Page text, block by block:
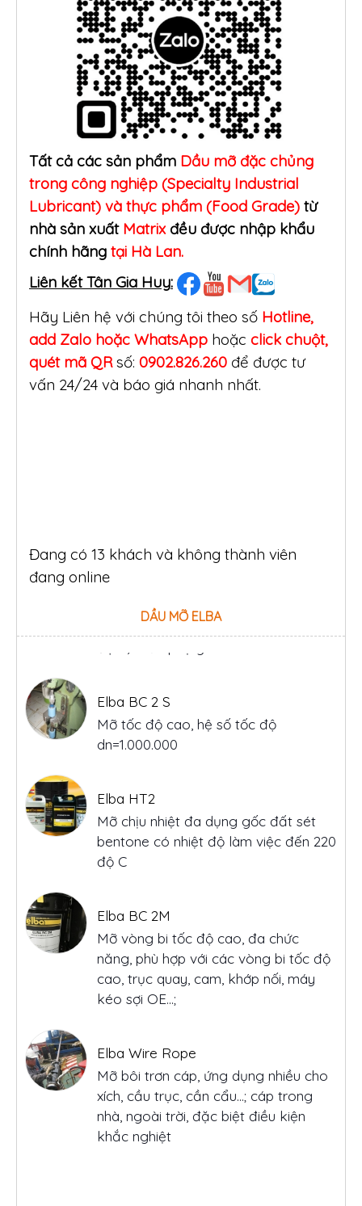
Tất cả các sản phẩm Dầu mỡ đặc chủng
trong công nghiệp (Specialty Industrial
Lubricant) và thực phẩm (Food Grade) từ
nhà sản xuấtMatrix đều được nhập khẩu
chính hãng tại Hà Lan.
Liên kết Tân Gia Huy:
Hãy Liên hệ với chúng tôi theo số Hotline,
add Zalo hoặc WhatsApp hoặc click chuột,
quét mã QRsố: 0902.826.260 để được tư
vấn 24/24 và báo giá nhanh nhất.
Đang có 13 khách và không thành viên
đang online
DẦU MỠ ELBA
Mỡ tốc độ cao, hệ số tốc độ
dn=1.000.000
Mỡ chịu nhiệt đa dụng gốc đất sét
bentone có nhiệt độ làm việc đến 220
độ C
Mỡ vòng bi tốc độ cao, đa chức
năng, phù hợp với các vòng bi tốc độ
cao, trục quay, cam, khớp nối, máy
kéo sợi OE...;
Mỡ bôi trơn cáp, ứng dụng nhiều cho
xích, cầu trục, cần cẩu…; cáp trong
nhà, ngoài trời, đặc biệt điều kiện
khắc nghiệt